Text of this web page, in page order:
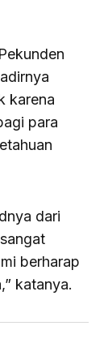
karena
para
dari
berharap
katanya.